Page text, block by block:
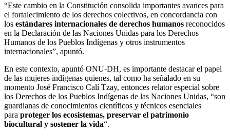
“Este cambio en la Constitución consolida importantes avances para
el fortalecimiento de los derechos colectivos, en concordancia con
los estándares internacionales de derechos humanos reconocidos
en la Declaración de las Naciones Unidas para los Derechos
Humanos de los Pueblos Indígenas y otros instrumentos
internacionales”, apuntó.
En este contexto, apuntó ONU-DH, es importante destacar el papel
de las mujeres indígenas quienes, tal como ha señalado en su
momento José Francisco Calí Tzay, entonces relator especial sobre
los Derechos de los Pueblos Indígenas de las Naciones Unidas, “son
guardianas de conocimientos científicos y técnicos esenciales
para proteger los ecosistemas, preservar el patrimonio
biocultural y sostener la vida“.